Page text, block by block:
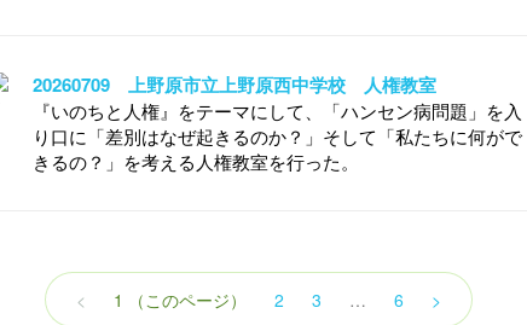
20260709 上野原市立上野原西中学校 人権教室
『いのちと人権』をテーマにして、「ハンセン病問題」を入
り口に「差別はなぜ起きるのか？」そして「私たちに何がで
きるの？」を考える人権教室を行った。
< 1 （このページ） 2 3 … 6 >